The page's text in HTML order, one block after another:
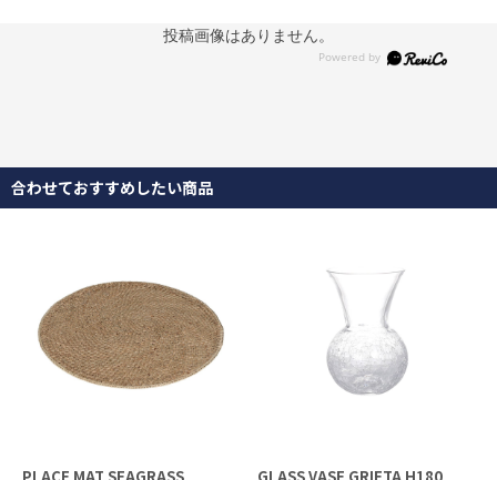
投稿画像はありません。
合わせておすすめしたい商品